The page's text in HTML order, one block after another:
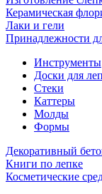
Керамическая
Лаки и гели
Принадлежности
Инструменты
Доски для
Стеки
Каттеры
Молды
Формы
Декоративный
Книги по лепке
Косметические